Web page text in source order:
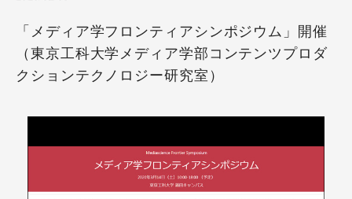
「メディア学フロンティアシンポジウム」開催
（東京工科大学メディア学部コンテンツプロダ
クションテクノロジー研究室）